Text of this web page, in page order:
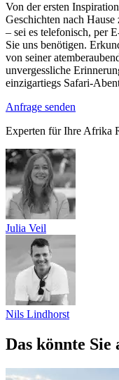
Von der ersten
Geschichten nach
– sei es telefonisch, per
Sie uns benötigen.
von seiner
unvergessliche
einzigartiegs Safari-
Anfrage senden
Experten für Ihre Afrika
Julia Veil
Nils Lindhorst
Das könnte Sie